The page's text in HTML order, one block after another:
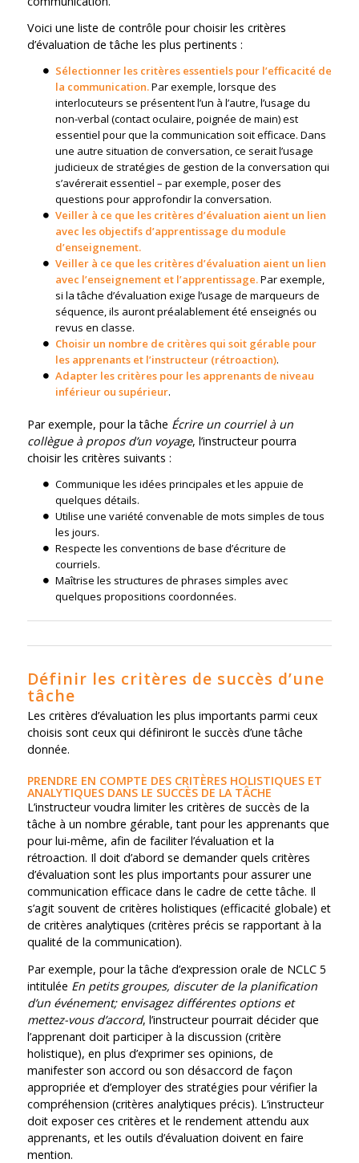
Voici une liste de contrôle pour choisir les critères
d’évaluation de tâche les plus pertinents :
Sélectionner les critères essentiels pour l’efficacité de
la communication.Par exemple, lorsque des
interlocuteurs se présentent l’un à l’autre, l’usage du
non-verbal (contact oculaire, poignée de main) est
essentiel pour que la communication soit efficace. Dans
une autre situation de conversation, ce serait l’usage
judicieux de stratégies de gestion de la conversation qui
s’avérerait essentiel – par exemple, poser des
questions pour approfondir la conversation.
Veiller à ce que les critères d’évaluation aient un lien
avec les objectifs d’apprentissage du module
d’enseignement.
Veiller à ce que les critères d’évaluation aient un lien
avec l’enseignement et l’apprentissage.Par exemple,
si la tâche d’évaluation exige l’usage de marqueurs de
séquence, ils auront préalablement été enseignés ou
revus en classe.
Choisir un nombre de critères qui soit gérable pour
les apprenants et l’instructeur (rétroaction).
Adapter les critères pour les apprenants de niveau
inférieur ou supérieur.
Par exemple, pour la tâche Écrire un courriel à un
collègue à propos d’un voyage, l’instructeur pourra
choisir les critères suivants :
Communique les idées principales et les appuie de
quelques détails.
Utilise une variété convenable de mots simples de tous
les jours.
Respecte les conventions de base d’écriture de
courriels.
Maîtrise les structures de phrases simples avec
quelques propositions coordonnées.
Définir les critères de succès d’une
tâche
Les critères d’évaluation les plus importants parmi ceux
choisis sont ceux qui définiront le succès d’une tâche
donnée.
PRENDRE EN COMPTE DES CRITÈRES HOLISTIQUES ET
ANALYTIQUES DANS LE SUCCÈS DE LA TÂCHE
L’instructeur voudra limiter les critères de succès de la
tâche à un nombre gérable, tant pour les apprenants que
pour lui-même, afin de faciliter l’évaluation et la
rétroaction. Il doit d’abord se demander quels critères
d’évaluation sont les plus importants pour assurer une
communication efficace dans le cadre de cette tâche. Il
s’agit souvent de critères holistiques (efficacité globale) et
de critères analytiques (critères précis se rapportant à la
qualité de la communication).
Par exemple, pour la tâche d’expression orale de NCLC 5
intitulée En petits groupes, discuter de la planification
d’un événement; envisagez différentes options et
mettez-vous d’accord, l’instructeur pourrait décider que
l’apprenant doit participer à la discussion (critère
holistique), en plus d’exprimer ses opinions, de
manifester son accord ou son désaccord de façon
appropriée et d’employer des stratégies pour vérifier la
compréhension (critères analytiques précis). L’instructeur
doit exposer ces critères et le rendement attendu aux
apprenants, et les outils d’évaluation doivent en faire
mention.